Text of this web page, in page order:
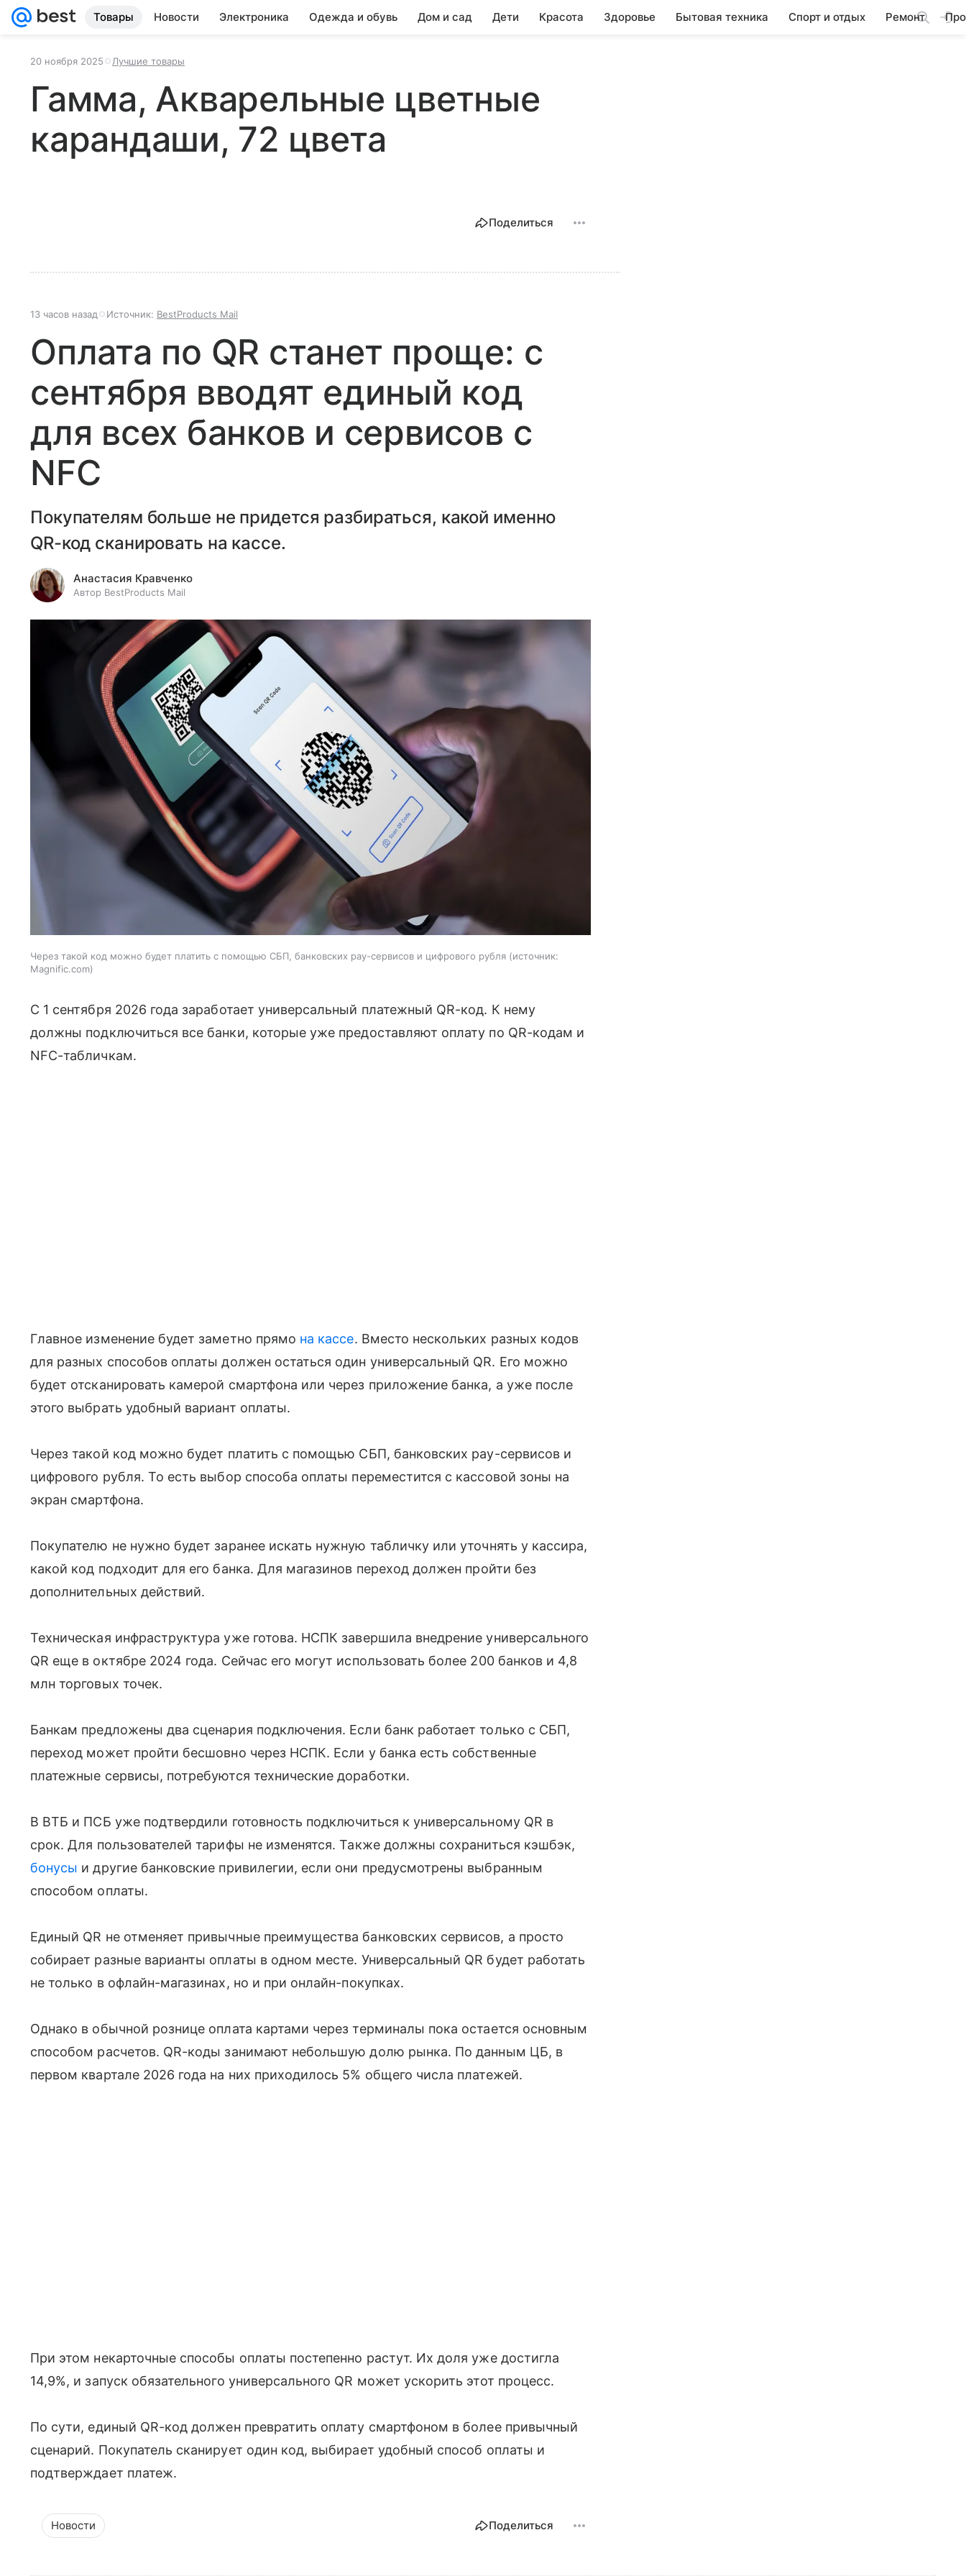
Товары Новости Электроника Одежда и обувь Дом и сад Дети Красота Здоровье Бытовая техника Спорт и отдых Ремонт
20 ноября 2025 Лучшие товары
Гамма, Акварельные цветные
карандаши, 72 цвета
Поделиться
13 часов назад Источник: BestProducts Mail
Оплата по QR станет проще: с
сентября вводят единый код
для всех банков и сервисов с
NFC
Покупателям больше не придется разбираться, какой именно
QR-код сканировать на кассе.
Анастасия Кравченко
Автор BestProducts Mail
Через такой код можно будет платить с помощью СБП, банковских pay-сервисов и цифрового рубля
источник:
Magnific.com
С 1 сентября 2026 года заработает универсальный платежный QR-код. К нему
должны подключиться все банки, которые уже предоставляют оплату по QR-кодам и
NFC-табличкам.
Главное изменение будет заметно прямо на кассе. Вместо нескольких разных кодов
для разных способов оплаты должен остаться один универсальный QR. Его можно
будет отсканировать камерой смартфона или через приложение банка, а уже после
этого выбрать удобный вариант оплаты.
Через такой код можно будет платить с помощью СБП, банковских pay-сервисов и
цифрового рубля. То есть выбор способа оплаты переместится с кассовой зоны на
экран смартфона.
Покупателю не нужно будет заранее искать нужную табличку или уточнять у кассира,
какой код подходит для его банка. Для магазинов переход должен пройти без
дополнительных действий.
Техническая инфраструктура уже готова. НСПК завершила внедрение универсального
QR еще в октябре 2024 года. Сейчас его могут использовать более 200 банков и 4,8
млн торговых точек.
Банкам предложены два сценария подключения. Если банк работает только с СБП,
переход может пройти бесшовно через НСПК. Если у банка есть собственные
платежные сервисы, потребуются технические доработки.
В ВТБ и ПСБ уже подтвердили готовность подключиться к универсальному QR в
срок. Для пользователей тарифы не изменятся. Также должны сохраниться кэшбэк,
бонусы и другие банковские привилегии, если они предусмотрены выбранным
способом оплаты.
Единый QR не отменяет привычные преимущества банковских сервисов, а просто
собирает разные варианты оплаты в одном месте. Универсальный QR будет работать
не только в офлайн-магазинах, но и при онлайн-покупках.
Однако в обычной рознице оплата картами через терминалы пока остается основным
способом расчетов. QR-коды занимают небольшую долю рынка. По данным ЦБ, в
первом квартале 2026 года на них приходилось 5% общего числа платежей.
При этом некарточные способы оплаты постепенно растут. Их доля уже достигла
14,9%, и запуск обязательного универсального QR может ускорить этот процесс.
По сути, единый QR-код должен превратить оплату смартфоном в более привычный
сценарий. Покупатель сканирует один код, выбирает удобный способ оплаты и
подтверждает платеж.
Новости Поделиться